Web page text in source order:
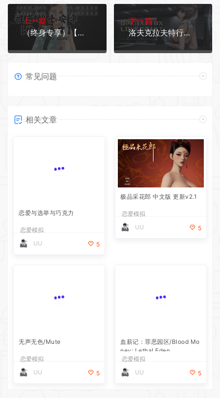
上一篇：
（终身专享）【安卓】一个人玩的绅士安卓单机手游2000多款
下一篇：
洛夫克拉夫特行动（V4.0-新模式）
常见问题
相关文章
恋爱与选举与巧克力
恋爱模拟
UU
5
极品采花郎 中文版 更新v2.1
恋爱模拟
UU
5
无声无色/Mute
恋爱模拟
UU
5
UU